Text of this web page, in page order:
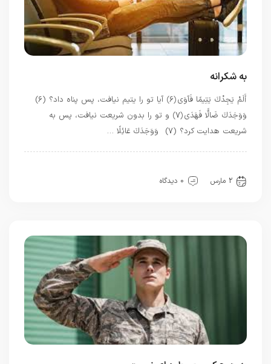
به شکرانه
أَلَمْ يَجِدْكَ يَتِيمًا فَآوَى ﴿۶﴾ آیا تو را یتیم نیافت، پس پناه داد؟ (۶)
وَوَجَدَكَ ضَالًّا فَهَدَى ﴿۷﴾ و تو را بدون شریعت نیافت، پس به
شریعت هدایت کرد؟ (۷) وَوَجَدَكَ عَائِلًا …
2 مارس
0 دیدگاه